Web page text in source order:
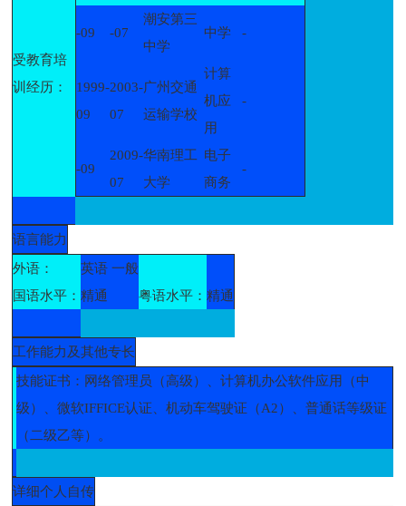
受教育培
训经历：
-09 -07
潮安第三
中学
中学 -
1999-
09
2003-
07
广州交通
运输学校
计算
机应
用
-
-09
2009-
07
华南理工
大学
电子
商务
-
语言能力
外语：
英语 一般
国语水平：精通 粤语水平：精通
工作能力及其他专长
技能证书：网络管理员（高级）、计算机办公软件应用（中
级）、微软IFFICE认证、机动车驾驶证（A2）、普通话等级证
（二级乙等）。
详细个人自传